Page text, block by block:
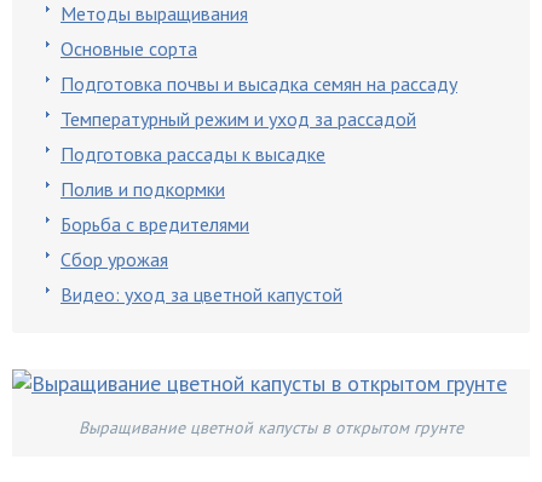
Методы выращивания
Основные сорта
Подготовка почвы и высадка семян на рассаду
Температурный режим и уход за рассадой
Подготовка рассады к высадке
Полив и подкормки
Борьба с вредителями
Сбор урожая
Видео: уход за цветной капустой
Выращивание цветной капусты в открытом грунте